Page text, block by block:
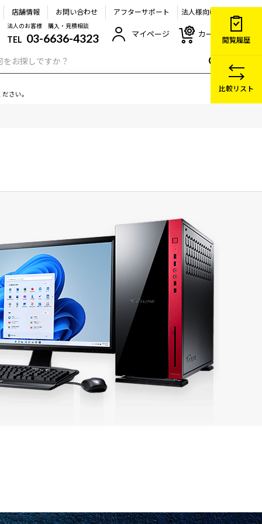
店舗情報 お問い合わせ アフターサポート 法人様向け
法人のお客様 購入・見積相談
TEL 03-6636-4323 マイページ カート
さい。
閲覧履歴
比較リスト